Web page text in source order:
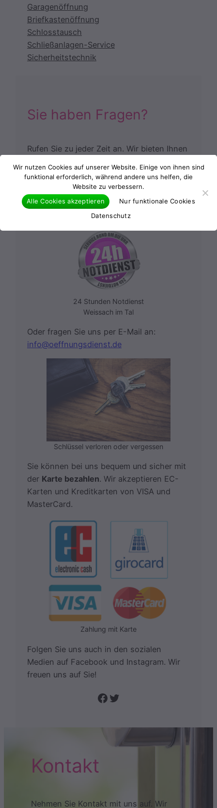
Garagenöffnung
Briefkastenöffnung
Schlosstausch
Schließanlagen-Service
Sicherheitstechnik
Sie haben Fragen?
Rufen Sie zu jeder Zeit an. Wir bieten Ihnen
0176 22145965
24 Stunden Notdienst
Weissach im Tal
Oder fragen Sie uns per E-Mail an:
info@oeffnungsdienst.de
Schlüssel verloren oder vergessen
Sie können bei uns bequem und sicher mit
der Karte bezahlen. Wir akzeptieren EC-
Karten und Kreditkarten von VISA und
MasterCard.
Zahlung mit Karte
Folgen Sie uns auch in den sozialen
Medien auf Facebook und Instagram. Wir
freuen uns auf Sie!
Folge uns auf Facebook Twitter
Kontakt
Nehmen Sie Kontakt mit uns auf. Wir
Wir nutzen Cookies auf unserer Website. Einige von ihnen sind
funktional erforderlich, während andere uns helfen, die
Website zu verbessern.
Alle Cookies akzeptieren
Nur funktionale Cookies
Datenschutz